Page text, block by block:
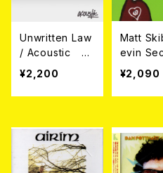
Unwritten Law
/ Acoustic C
D
¥2,200
Matt
evin
/ Split
¥2,090